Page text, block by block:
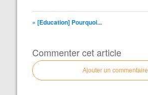
« [Education] Pourquoi...
Commenter cet article
Ajouter un commentaire